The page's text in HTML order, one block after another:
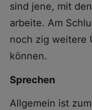
sind jene, mit
arbeite. Am
noch zig weitere
können.
Sprechen
Allgemein ist